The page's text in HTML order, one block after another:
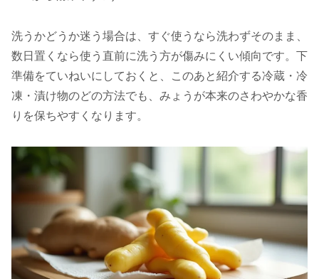
洗うかどうか迷う場合は、すぐ使うなら洗わずそのまま、
数日置くなら使う直前に洗う方が傷みにくい傾向です。下
準備をていねいにしておくと、このあと紹介する冷蔵・冷
凍・漬け物のどの方法でも、みょうが本来のさわやかな香
りを保ちやすくなります。